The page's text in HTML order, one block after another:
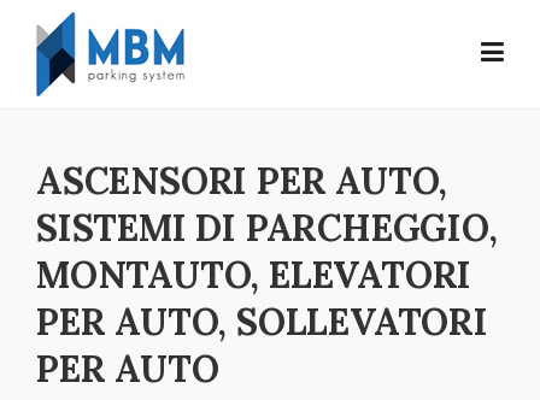
Skip to content
ASCENSORI PER AUTO,
SISTEMI DI PARCHEGGIO,
MONTAUTO, ELEVATORI
PER AUTO, SOLLEVATORI
PER AUTO